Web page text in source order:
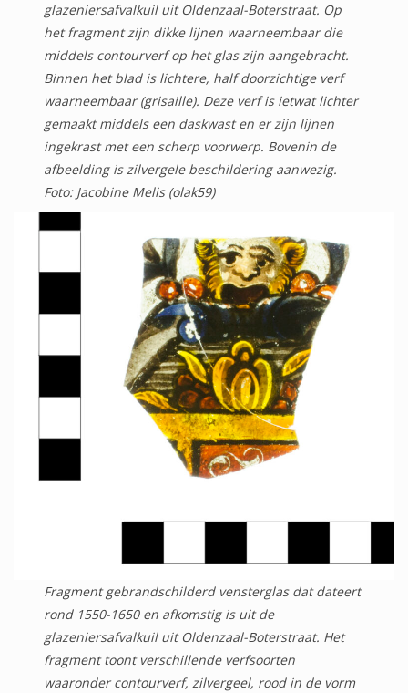
glazeniersafvalkuil uit Oldenzaal-Boterstraat. Op
het fragment zijn dikke lijnen waarneembaar die
middels contourverf op het glas zijn aangebracht.
Binnen het blad is lichtere, half doorzichtige verf
waarneembaar (grisaille). Deze verf is ietwat lichter
gemaakt middels een daskwast en er zijn lijnen
ingekrast met een scherp voorwerp. Bovenin de
afbeelding is zilvergele beschildering aanwezig.
Foto: Jacobine Melis (olak59)
Fragment gebrandschilderd vensterglas dat dateert
rond 1550-1650 en afkomstig is uit de
glazeniersafvalkuil uit Oldenzaal-Boterstraat. Het
fragment toont verschillende verfsoorten
waaronder contourverf, zilvergeel, rood in de vorm